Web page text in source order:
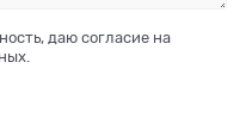
даю согласие на